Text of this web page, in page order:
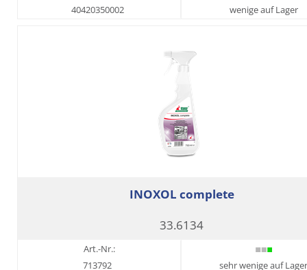
40420350002
wenige auf Lager
INOXOL complete
33.6134
Art.-Nr.:
713792
sehr wenige auf Lager